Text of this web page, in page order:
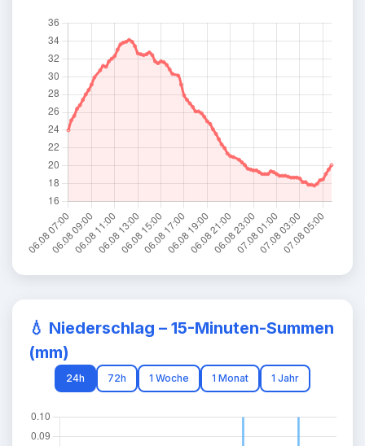
💧 Niederschlag – 15-Minuten-Summen
(mm)
24h 72h 1 Woche 1 Monat 1 Jahr